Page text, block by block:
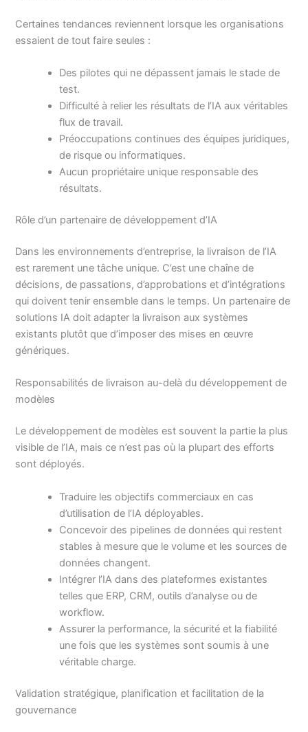
Certaines tendances reviennent lorsque les organisations
essaient de tout faire seules :
Des pilotes qui ne dépassent jamais le stade de
test.
Difficulté à relier les résultats de l’IA aux véritables
flux de travail.
Préoccupations continues des équipes juridiques,
de risque ou informatiques.
Aucun propriétaire unique responsable des
résultats.
Rôle d’un partenaire de développement d’IA
Dans les environnements d’entreprise, la livraison de l’IA
est rarement une tâche unique. C’est une chaîne de
décisions, de passations, d’approbations et d’intégrations
qui doivent tenir ensemble dans le temps. Un partenaire de
solutions IA doit adapter la livraison aux systèmes
existants plutôt que d’imposer des mises en œuvre
génériques.
Responsabilités de livraison au-delà du développement de
modèles
Le développement de modèles est souvent la partie la plus
visible de l’IA, mais ce n’est pas où la plupart des efforts
sont déployés.
Traduire les objectifs commerciaux en cas
d’utilisation de l’IA déployables.
Concevoir des pipelines de données qui restent
stables à mesure que le volume et les sources de
données changent.
Intégrer l’IA dans des plateformes existantes
telles que ERP, CRM, outils d’analyse ou de
workflow.
Assurer la performance, la sécurité et la fiabilité
une fois que les systèmes sont soumis à une
véritable charge.
Validation stratégique, planification et facilitation de la
gouvernance